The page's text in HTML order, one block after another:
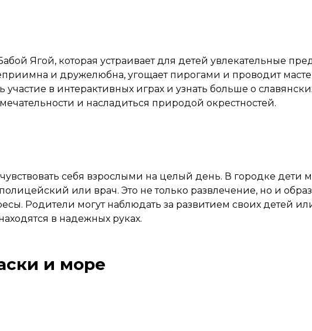
Ягой, которая устраивает для детей увлекательные
и дружелюбна, угощает пирогами и проводит
в интерактивных играх и узнать больше о
и насладиться природой окрестностей.
себя взрослыми на целый день. В городке дети
или врач. Это не только развлечение, но и
Родители могут наблюдать за развитием своих детей
в надежных руках.
и море